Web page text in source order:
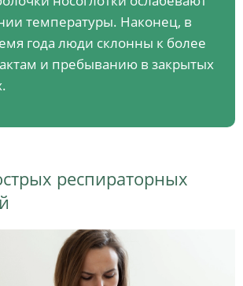
температуры. Наконец, в
года люди склонны к более
и пребыванию в закрытых
респираторных